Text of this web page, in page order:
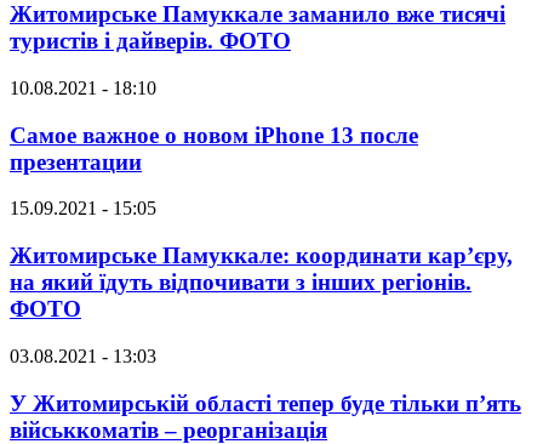
Житомирське Памуккале заманило вже тисячі
туристів і дайверів. ФОТО
10.08.2021 - 18:10
Самое важное о новом iPhone 13 после
презентации
15.09.2021 - 15:05
Житомирське Памуккале: координати кар’єру,
на який їдуть відпочивати з інших регіонів.
ФОТО
03.08.2021 - 13:03
У Житомирській області тепер буде тільки п’ять
військкоматів – реорганізація